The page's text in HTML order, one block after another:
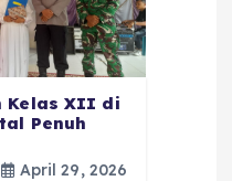
Kelas XII di
Penuh
April 29, 2026